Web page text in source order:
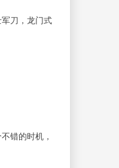
刀，龙门式
错的时机，